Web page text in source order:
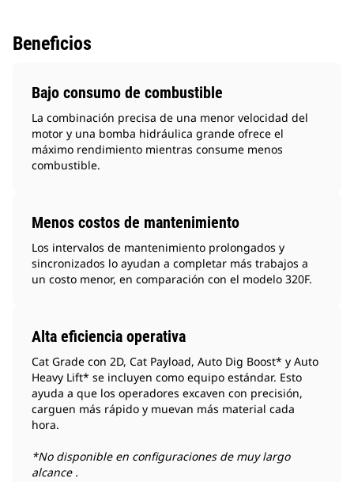
Beneficios
Bajo consumo de combustible
La combinación precisa de una menor velocidad del
motor y una bomba hidráulica grande ofrece el
máximo rendimiento mientras consume menos
combustible.
Menos costos de mantenimiento
Los intervalos de mantenimiento prolongados y
sincronizados lo ayudan a completar más trabajos a
un costo menor, en comparación con el modelo 320F.
Alta eficiencia operativa
Cat Grade con 2D, Cat Payload, Auto Dig Boost* y Auto
Heavy Lift* se incluyen como equipo estándar. Esto
ayuda a que los operadores excaven con precisión,
carguen más rápido y muevan más material cada
hora.
*No disponible en configuraciones de muy largo
alcance .